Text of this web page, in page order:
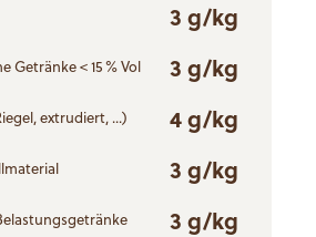
3 g/kg
Getränke < 15 % Vol 3 g/kg
extrudiert, ...) 4 g/kg
3 g/kg
3 g/kg